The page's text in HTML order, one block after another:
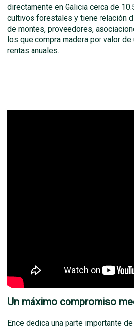
directamente en Galicia cerca de
cultivos forestales y tiene relación
de montes, proveedores,
los que compra madera por valor
rentas anuales.
Un máximo compromiso
Ence dedica una parte importante